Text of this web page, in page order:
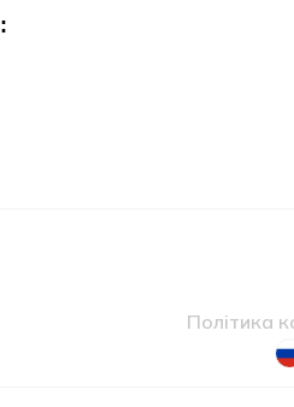
Політика